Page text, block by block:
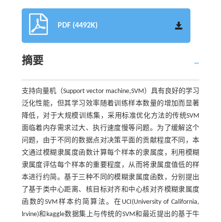
PDF (4492K)
摘要
支持向量机（Support vector machine,SVM）具有良好的学习
泛化性能，但其学习效率随着训练样本数量的增加而显著
降低，对于大规模训练集，采用标准优化方法的传统SVM
面临着内存需求过大、执行速度慢等问题。为了缓解这个
问题，由于不同的数据点对决策平面的贡献程度不同，本
文通过模糊隶属度函数计算每个样本的隶属度，利用模糊
隶属度评估每个样本的重要程度，从而将隶属度值低的样
本进行约简。基于三种不同的模糊隶属度函数，分别提出
了基于类中心距离、核目标对齐和中心核对齐模糊隶属度
函数的SVM样本约简算法。在UCI(University of California,
lrvine)和kaggle数据集上与传统的SVM和最近提出的基于牛